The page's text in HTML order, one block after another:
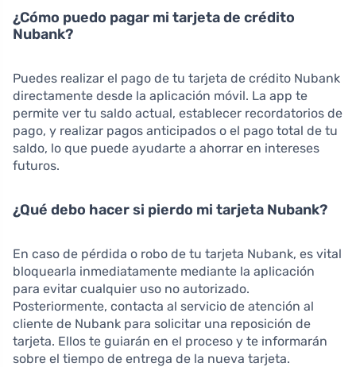
¿Cómo puedo pagar mi tarjeta de crédito
Nubank?
Puedes realizar el pago de tu tarjeta de crédito Nubank
directamente desde la aplicación móvil. La app te
permite ver tu saldo actual, establecer recordatorios de
pago, y realizar pagos anticipados o el pago total de tu
saldo, lo que puede ayudarte a ahorrar en intereses
futuros.
¿Qué debo hacer si pierdo mi tarjeta Nubank?
En caso de pérdida o robo de tu tarjeta Nubank, es vital
bloquearla inmediatamente mediante la aplicación
para evitar cualquier uso no autorizado.
Posteriormente, contacta al servicio de atención al
cliente de Nubank para solicitar una reposición de
tarjeta. Ellos te guiarán en el proceso y te informarán
sobre el tiempo de entrega de la nueva tarjeta.